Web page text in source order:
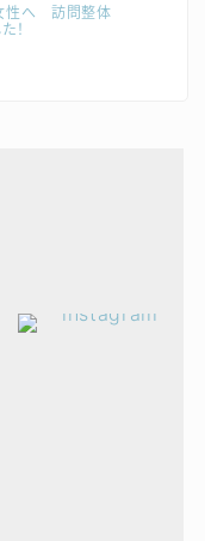
性へ 訪問整体
！